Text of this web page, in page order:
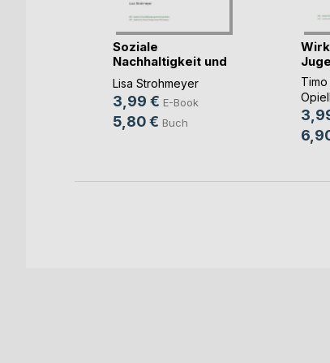
Soziale
Nachhaltigkeit und
Partizi(...)
Lisa Strohmeyer
3,99 € E-Book
5,80 € Buch